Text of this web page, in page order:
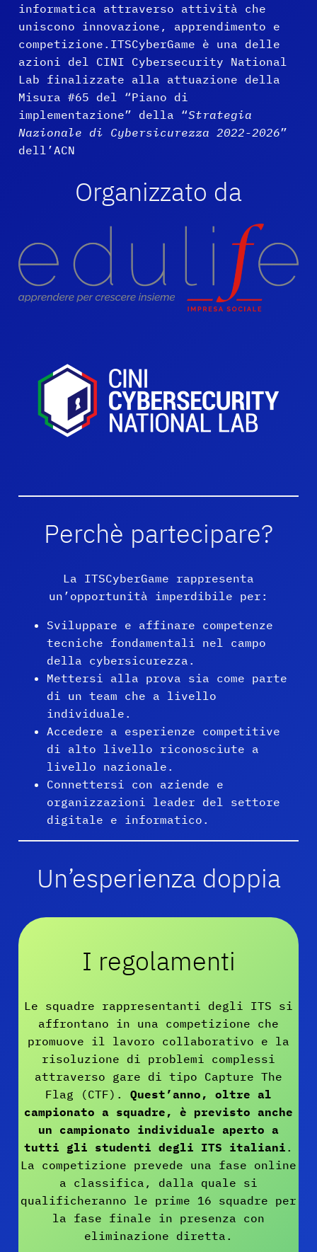
informatica attraverso attività che
uniscono innovazione, apprendimento e
competizione.ITSCyberGame è una delle
azioni del CINI Cybersecurity National
Lab finalizzate alla attuazione della
Misura #65 del “Piano di
implementazione” della “Strategia
Nazionale di Cybersicurezza 2022-2026”
dell’ACN
Organizzato da
Perchè partecipare?
La ITSCyberGame rappresenta
un’opportunità imperdibile per:
Sviluppare e affinare competenze
tecniche fondamentali nel campo
della cybersicurezza.
Mettersi alla prova sia come parte
di un team che a livello
individuale.
Accedere a esperienze competitive
di alto livello riconosciute a
livello nazionale.
Connettersi con aziende e
organizzazioni leader del settore
digitale e informatico.
Un’esperienza doppia
I regolamenti
Le squadre rappresentanti degli ITS si
affrontano in una competizione che
promuove il lavoro collaborativo e la
risoluzione di problemi complessi
attraverso gare di tipo Capture The
Flag (CTF). Quest’anno, oltre al
campionato a squadre, è previsto anche
un campionato individuale aperto a
tutti gli studenti degli ITS italiani .
La competizione prevede una fase online
a classifica, dalla quale si
qualificheranno le prime 16 squadre per
la fase finale in presenza con
eliminazione diretta.